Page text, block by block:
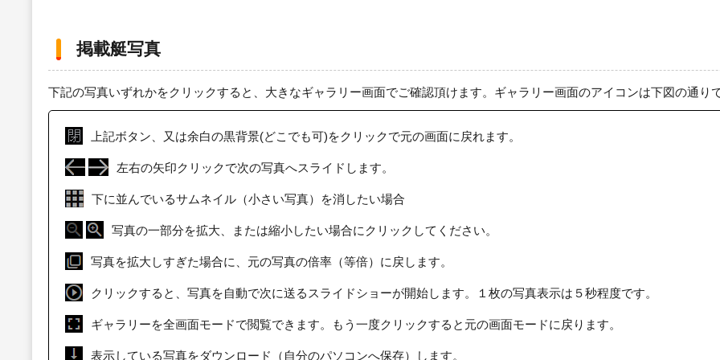
掲載艇写真
下記の写真いずれかをクリックすると、大きなギャラリー画面でご確認頂けます。ギャラリー画面のアイコンは下図の通り
上記ボタン、又は余白の黒背景(どこでも可)をクリックで元の画面に戻れます。
左右の矢印クリックで次の写真へスライドします。
下に並んでいるサムネイル（小さい写真）を消したい場合
写真の一部分を拡大、または縮小したい場合にクリックしてください。
写真を拡大しすぎた場合に、元の写真の倍率（等倍）に戻します。
クリックすると、写真を自動で次に送るスライドショーが開始します。１枚の写真表示は５秒程度です。
ギャラリーを全画面モードで閲覧できます。もう一度クリックすると元の画面モードに戻ります。
表示している写真をダウンロード（自分のパソコンへ保存）します。